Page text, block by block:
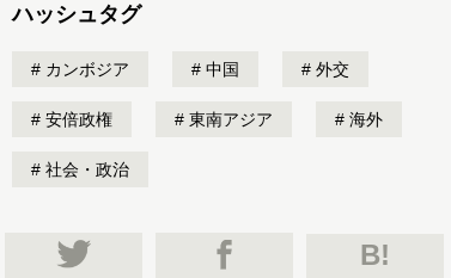
ハッシュタグ
カンボジア 中国 外交
安倍政権 東南アジア 海外
社会・政治
B!